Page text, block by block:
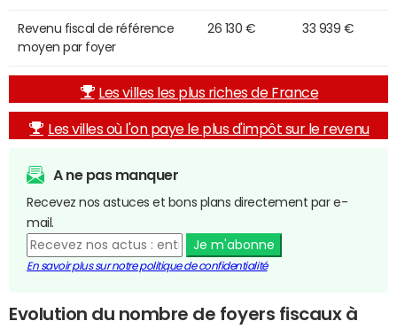
Revenu fiscal de référence
moyen par foyer
26 130 € 33 939 €
Les villes les plus riches de France
Les villes où l'on paye le plus d'impôt sur le revenu
A ne pas manquer
Recevez nos astuces et bons plans directement par e-
mail.
Je m'abonne
En savoir plus sur notre politique de confidentialité
Evolution du nombre de foyers fiscaux à